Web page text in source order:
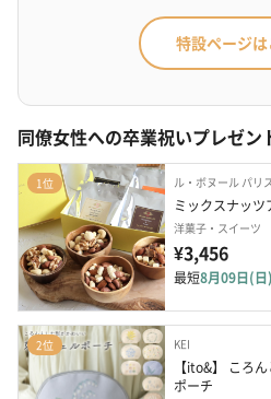
特設ページ
同僚女性への卒業祝いプレゼ
1位 ル・ボヌール パリ
ミックスナッ
洋菓子・スイーツ
¥3,456
最短8月09日(日)
2位 KEI
【ito&】 ころ
ポーチ